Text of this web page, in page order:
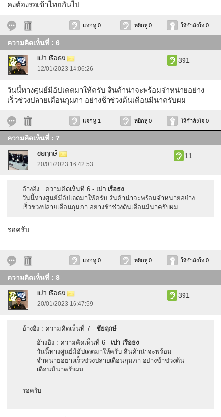
คงต้องรอเข้าไทยกันไป
แจกหู 0 หยิกหู 0 ให้กำลังใจ 0
ความคิดเห็นที่ : 6
เปา เรือธง
12/01/2023 14:06:26
391
วันนี้ทางศูนย์มีอัปเดตมาให้ครับ สินค้าน่าจะพร้อมจำหน่ายอย่าง
เร็วช่วงปลายเดือนกุมภา อย่างช้าช่วงต้นเดือนมีนาครับผม
แจกหู 1 หยิกหู 0 ให้กำลังใจ 0
ความคิดเห็นที่ : 7
ชัยฤกษ์
20/01/2023 16:42:53
11
อ้างอิง : ความคิดเห็นที่ 6 - เปา เรือธง
วันนี้ทางศูนย์มีอัปเดตมาให้ครับ สินค้าน่าจะพร้อมจำหน่ายอย่าง
เร็วช่วงปลายเดือนกุมภา อย่างช้าช่วงต้นเดือนมีนาครับผม
รอครับ
แจกหู 0 หยิกหู 0 ให้กำลังใจ 0
ความคิดเห็นที่ : 8
เปา เรือธง
20/01/2023 16:47:59
391
อ้างอิง : ความคิดเห็นที่ 7 - ชัยฤกษ์
อ้างอิง : ความคิดเห็นที่ 6 - เปา เรือธง
วันนี้ทางศูนย์มีอัปเดตมาให้ครับ สินค้าน่าจะพร้อม
จำหน่ายอย่างเร็วช่วงปลายเดือนกุมภา อย่างช้าช่วงต้น
เดือนมีนาครับผม
รอครับ